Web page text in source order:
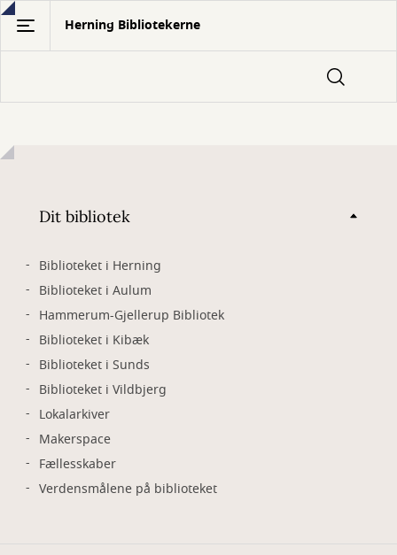
Gå
hovedindhold
Herning Bibliotekerne
Dit bibliotek
Biblioteket i Herning
Biblioteket i Aulum
Hammerum-Gjellerup Bibliotek
Biblioteket i Kibæk
Biblioteket i Sunds
Biblioteket i Vildbjerg
Lokalarkiver
Makerspace
Fællesskaber
Verdensmålene på biblioteket